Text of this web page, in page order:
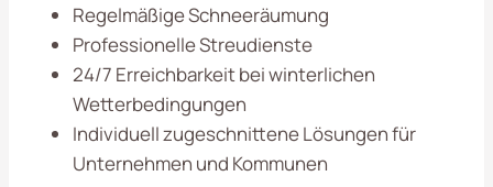
Regelmäßige Schneeräumung
Professionelle Streudienste
24/7 Erreichbarkeit bei winterlichen
Wetterbedingungen
Individuell zugeschnittene Lösungen für
Unternehmen und Kommunen